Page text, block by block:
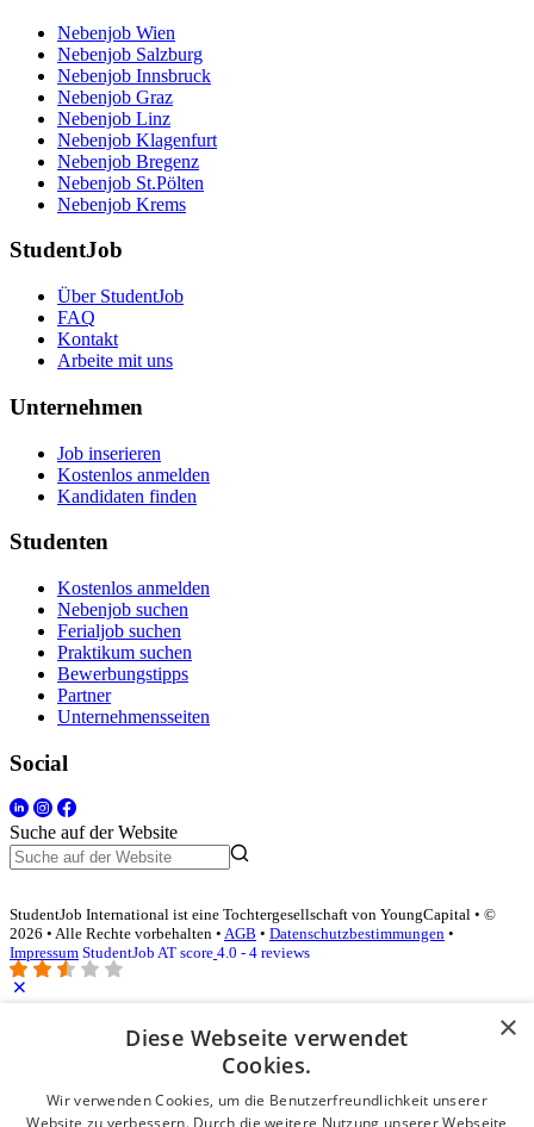
Nebenjob Wien
Nebenjob Salzburg
Nebenjob Innsbruck
Nebenjob Graz
Nebenjob Linz
Nebenjob Klagenfurt
Nebenjob Bregenz
Nebenjob St.Pölten
Nebenjob Krems
StudentJob
Über StudentJob
FAQ
Kontakt
Arbeite mit uns
Unternehmen
Job inserieren
Kostenlos anmelden
Kandidaten finden
Studenten
Kostenlos anmelden
Nebenjob suchen
Ferialjob suchen
Praktikum suchen
Bewerbungstipps
Partner
Unternehmensseiten
Social
Suche auf der Website
StudentJob International ist eine Tochtergesellschaft von YoungCapital • ©
2026 • Alle Rechte vorbehalten • AGB • Datenschutzbestimmungen •
Impressum StudentJob AT score 4.0 - 4 reviews
Login für Unternehmen ×
Diese Webseite verwendet
Cookies.
Wir verwenden Cookies, um die Benutzerfreundlichkeit unserer
Website zu verbessern. Durch die weitere Nutzung unserer Webseite